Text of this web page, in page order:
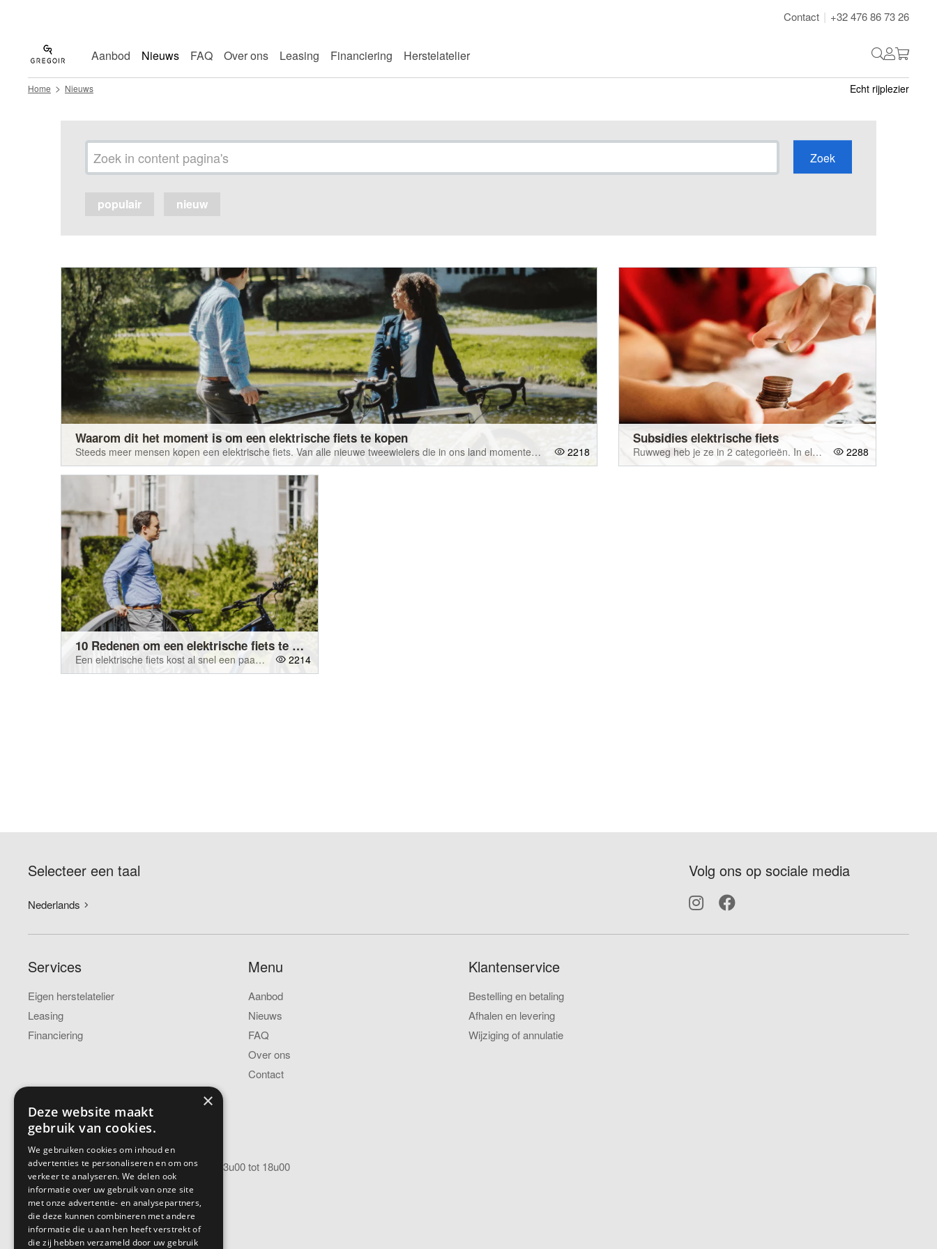
Contact | +32 476 86 73 26
Aanbod Nieuws FAQ Over ons Leasing Financiering Herstelatelier
Home > Nieuws Echt rijplezier
Zoek
populair nieuw
Waarom dit het moment is om een elektrische fiets te kopen
Steeds meer mensen kopen een elektrische fiets. Van alle nieuwe tweewielers die in ons land momenteel aan de man of vrouw worden gebracht, heeft al de helft trapondersteuning. 2218
Subsidies elektrische fiets
Ruwweg heb je ze in 2 categorieën. In elke categorie vind je dan weer heel wat verschillende types 2288
10 Redenen om een elektrische fiets te kopen
Een elektrische fiets kost al snel een paar duizend euro. Maar er zijn genoeg financiële argumenten om er toch voor te gaan. Leen goedkoop, laad op voor een prikje of strijk een stevige fietsvergoeding op. 2214
Selecteer een taal
Nederlands
Volg ons op sociale media
Services
Eigen herstelatelier
Leasing
Financiering
Menu
Aanbod
Nieuws
FAQ
Over ons
Contact
Klantenservice
Bestelling en betaling
Afhalen en levering
Wijziging of annulatie
Openingsuren
Van dinsdag tot vrijdag: 09u00 - 12u00 en 13u00 tot 18u00
Zaterdag: 09u00 - 17u00
Maandag en zondag gesloten.
×
Deze website maakt
gebruik van cookies.
We gebruiken cookies om inhoud en
advertenties te personaliseren en om ons
verkeer te analyseren. We delen ook
informatie over uw gebruik van onze site
met onze advertentie- en analysepartners,
die deze kunnen combineren met andere
informatie die u aan hen heeft verstrekt of
die zij hebben verzameld door uw gebruik